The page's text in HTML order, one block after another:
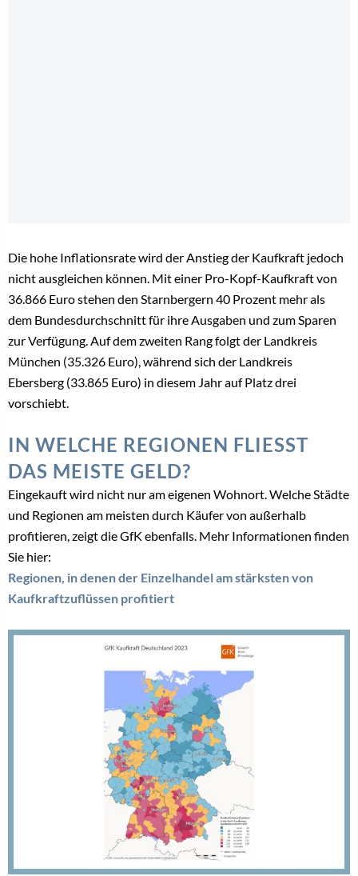
Die hohe Inflationsrate wird der Anstieg der Kaufkraft jedoch
nicht ausgleichen können. Mit einer Pro-Kopf-Kaufkraftvon
36.866 Euro stehen den Starnbergern 40 Prozent mehr als
dem Bundesdurchschnitt für ihre Ausgaben und zum Sparen
zur Verfügung. Auf dem zweiten Rang folgt der Landkreis
München (35.326 Euro), während sich der Landkreis
Ebersberg (33.865 Euro) in diesem Jahr auf Platz drei
vorschiebt.
IN WELCHE REGIONEN FLIESST D
AS MEISTE GELD?
Eingekauft wird nicht nur am eigenen Wohnort. Welche Städte
und Regionen am meisten durch Käufer von außerhalb
profitieren, zeigt die GfK ebenfalls. Mehr Informationen finden
Sie hier:
Regionen, in denen der Einzelhandel am stärksten von
Kaufkraftzuflüssen profitiert